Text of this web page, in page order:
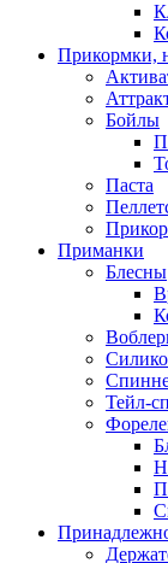
Прикормки,
Бойлы
Паста
Приманки
Блесны
Тейл-